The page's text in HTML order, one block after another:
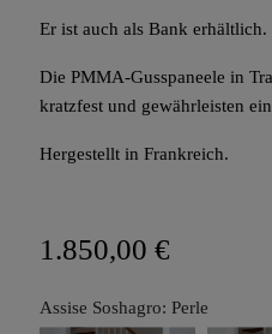
Er ist auch als Bank erhältlich.
Die PMMA-Gusspaneele in
kratzfest und gewährleisten
Hergestellt in Frankreich.
1.850,00 €
Assise Soshagro: Perle